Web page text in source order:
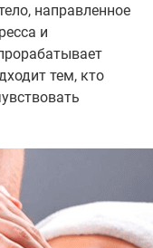
направленное
и
тем, кто